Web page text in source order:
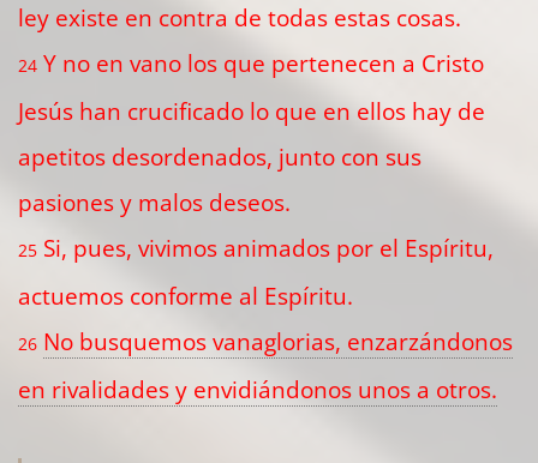
ley existe en contra de todas estas cosas.
24 Y no en vano los que pertenecen a Cristo
Jesús han crucificado lo que en ellos hay de
apetitos desordenados, junto con sus
pasiones y malos deseos.
25 Si, pues, vivimos animados por el Espíritu,
actuemos conforme al Espíritu.
26 No busquemos vanaglorias, enzarzándonos
en rivalidades y envidiándonos unos a otros.